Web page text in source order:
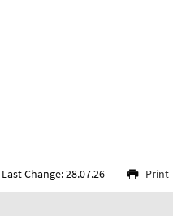
Last Change: 28.07.26 Print